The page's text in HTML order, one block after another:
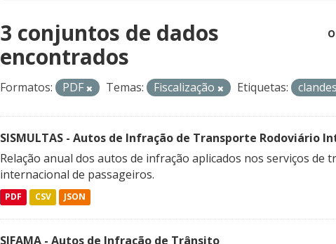
3 conjuntos de dados
encontrados
Formatos: PDF Temas: Fiscalização Etiquetas:
SISMULTAS - Autos de Infração de Transporte Rodoviário
Relação anual dos autos de infração aplicados nos serviços
internacional de passageiros.
PDF CSV JSON
SIFAMA - Autos de Infração de Trânsito